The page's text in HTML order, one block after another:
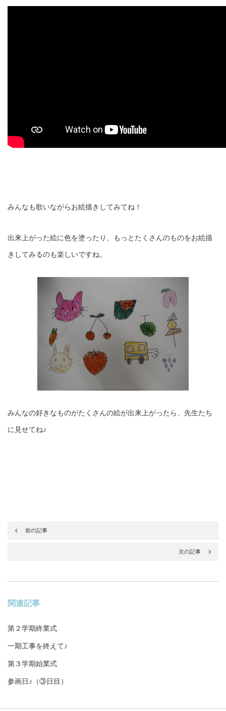
みんなも歌いながらお絵描きしてみてね！
出来上がった絵に色を塗ったり、もっとたくさんのものをお絵描
きしてみるのも楽しいですね。
みんなの好きなものがたくさんの絵が出来上がったら、先生たち
に見せてね♪
前の記事
次の記事
関連記事
第２学期終業式
一期工事を終えて♪
第３学期始業式
参画日♪（③日目）